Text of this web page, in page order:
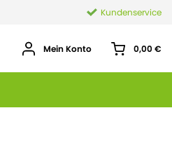
Kundenservice
Mein Konto 0,00 €